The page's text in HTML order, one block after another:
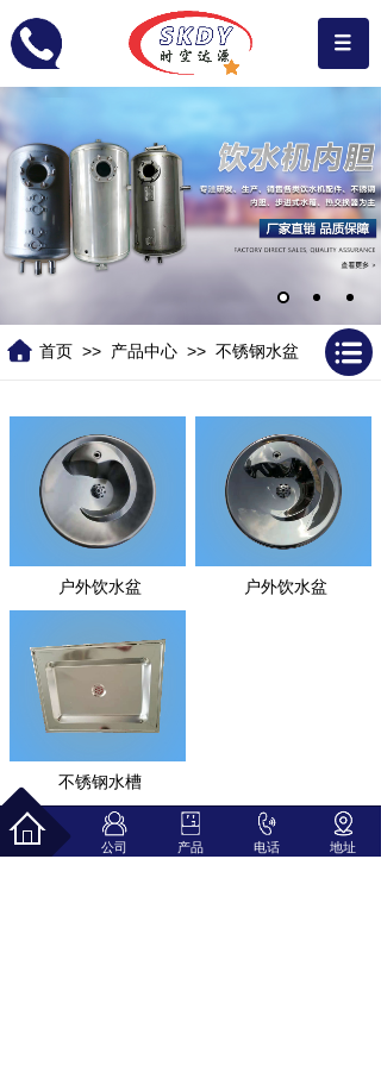
首页 >> 产品中心 >> 不锈钢水盆
户外饮水盆 户外饮水盆
不锈钢水槽
上一页 1 下一页
公司 产品 电话 地址